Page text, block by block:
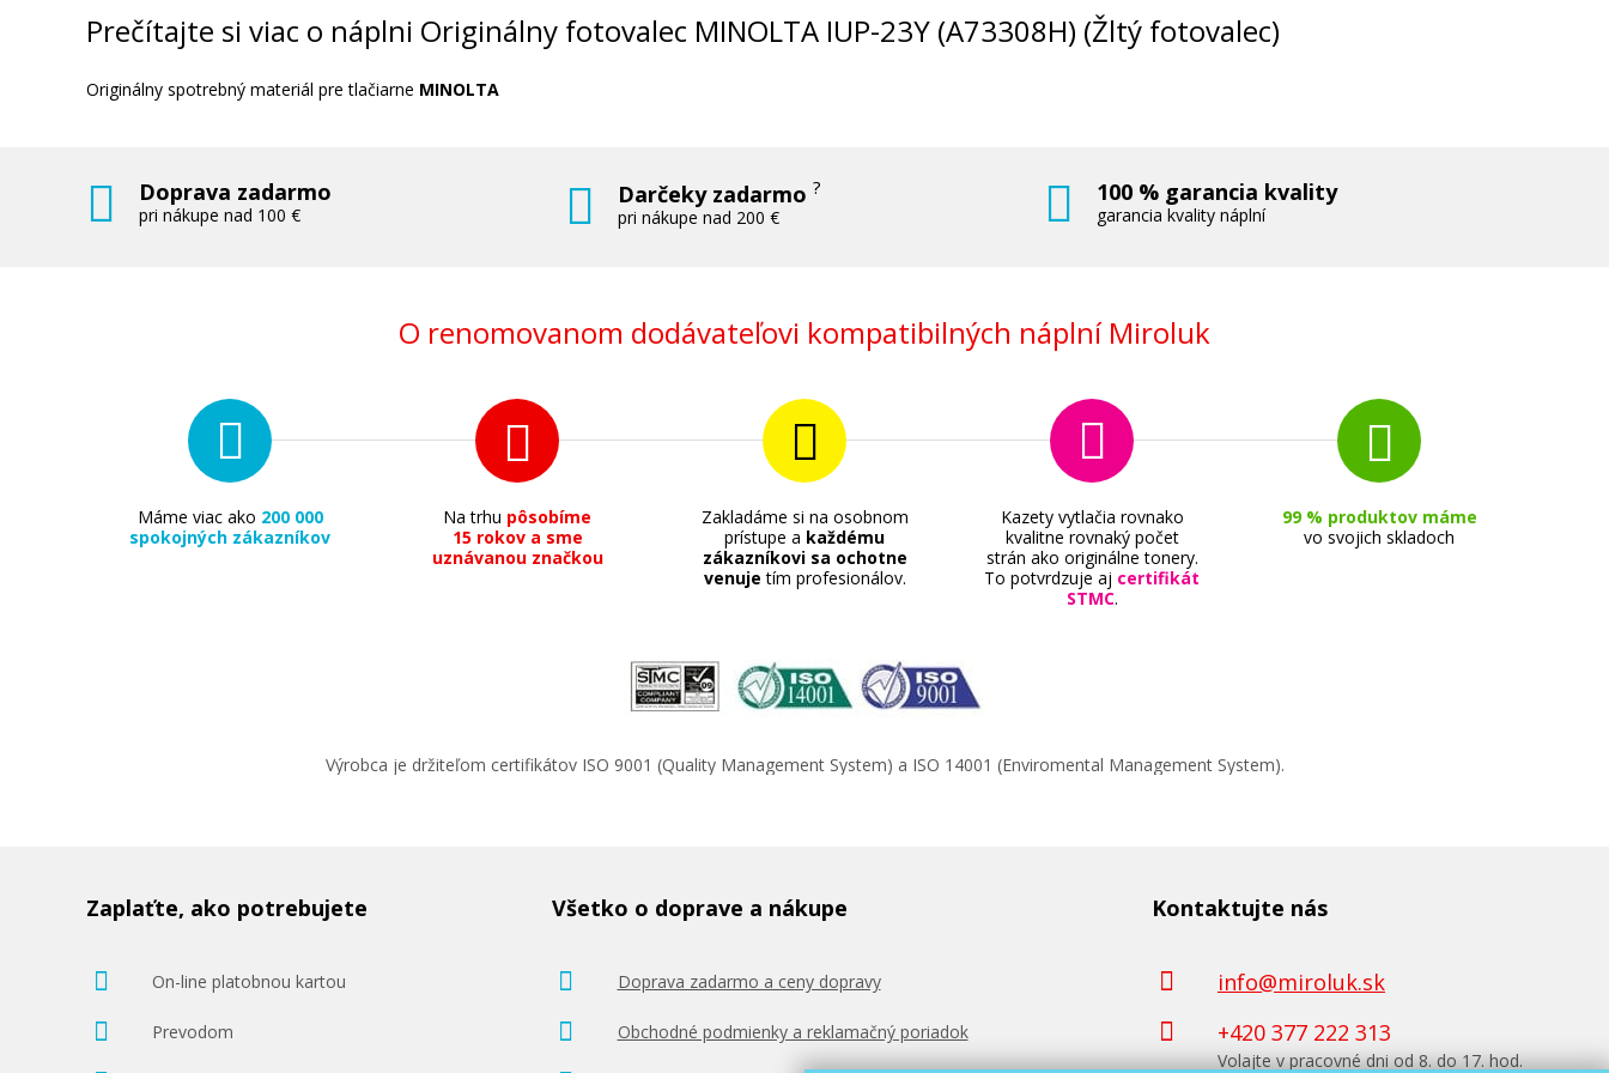
Prečítajte si viac o náplni Originálny fotovalec MINOLTA IUP-23Y (A73308H) (Žltý fotovalec)
Originálny spotrebný materiál pre tlačiarne MINOLTA
Doprava zadarmo
pri nákupe nad 100 €
Darčeky zadarmo?
pri nákupe nad 200 €
100 % garancia kvality
garancia kvality náplní
O renomovanom dodávateľovi kompatibilných náplní Miroluk
Máme viac ako 200 000
spokojných zákazníkov
Na trhu pôsobíme
15 rokov a sme
uznávanou značkou
Zakladáme si na osobnom
prístupe a každému
zákazníkovi sa ochotne
venuje tím profesionálov.
Kazety vytlačia rovnako
kvalitne rovnaký počet
strán ako originálne tonery.
To potvrdzuje aj certifikát
STMC.
99 % produktov máme
vo svojich skladoch
Výrobca je držiteľom certifikátov ISO 9001 (Quality Management System) a ISO 14001 (Enviromental Management System).
Zaplaťte, ako potrebujete
On-line platobnou kartou
Prevodom
Všetko o doprave a nákupe
Doprava zadarmo a ceny dopravy
Obchodné podmienky a reklamačný poriadok
Kontaktujte nás
info@miroluk.sk
+420 377 222 313
Volajte v pracovné dni od 8. do 17. hod.